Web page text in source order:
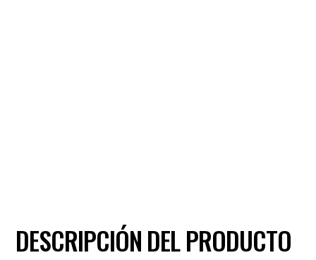
DESCRIPCIÓN DEL PRODUCTO